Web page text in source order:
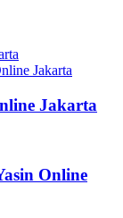
Jakarta
Jakarta
Online